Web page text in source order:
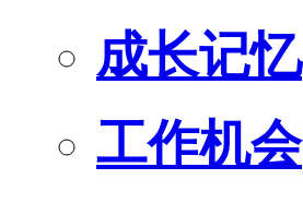
成长记忆
工作机会